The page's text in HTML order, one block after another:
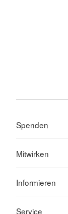
Spenden
Mitwirken
Informieren
Service